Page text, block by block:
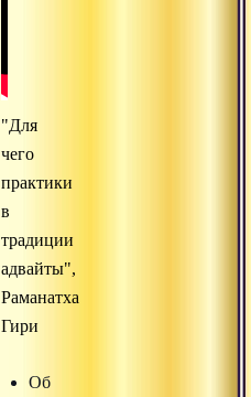
"Для
чего
практики
в
традиции
адвайты",
Раманатха
Гири
Об